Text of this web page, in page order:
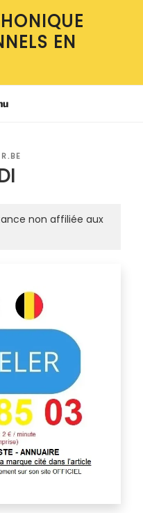
EN
non affiliée aux